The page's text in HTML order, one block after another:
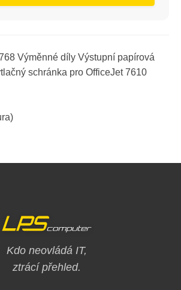
Výměnné díly Výstupní papírová
schránka pro OfficeJet 7610
Kdo neovládá IT,
ztrácí přehled.